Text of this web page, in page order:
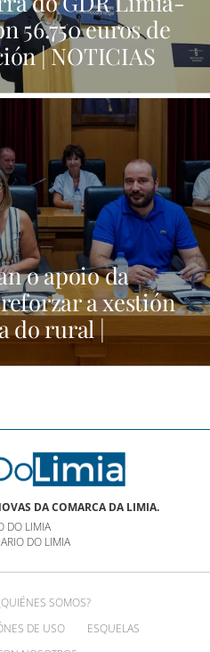
56.750 euros de
| NOTICIAS
o apoio da
a xestión
do rural |
DA COMARCA DA LIMIA.
DO LIMIA
DO LIMIA
SOMOS?
DE USO
ESQUELAS